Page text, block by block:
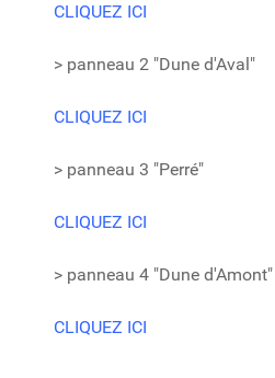
CLIQUEZ ICI
> panneau 2 "Dune d'Aval"
CLIQUEZ ICI
> panneau 3 "Perré"
CLIQUEZ ICI
> panneau 4 "Dune d'Amont"
CLIQUEZ ICI